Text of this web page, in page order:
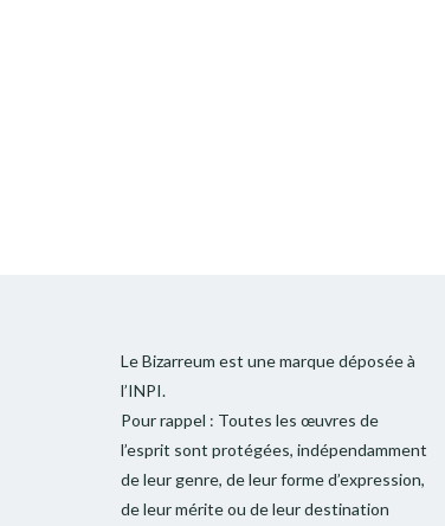
Le Bizarreum est une marque déposée à
l’INPI.
Pour rappel : Toutes les œuvres de
l’esprit sont protégées, indépendamment
de leur genre, de leur forme d’expression,
de leur mérite ou de leur destination